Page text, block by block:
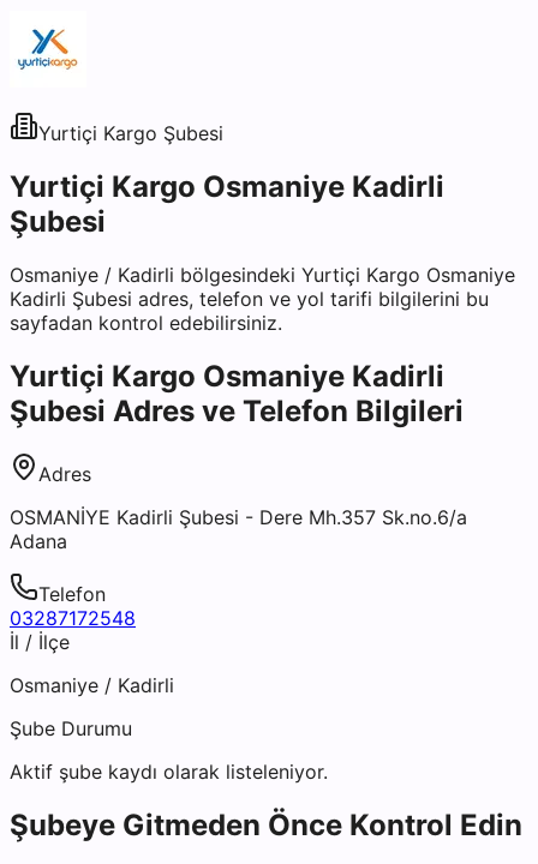
Yurtiçi Kargo Şubesi
Yurtiçi Kargo Osmaniye Kadirli
Şubesi
Osmaniye / Kadirli bölgesindeki Yurtiçi Kargo Osmaniye
Kadirli Şubesi adres, telefon ve yol tarifi bilgilerini bu
sayfadan kontrol edebilirsiniz.
Yurtiçi Kargo Osmaniye Kadirli
Şubesi Adres ve Telefon Bilgileri
Adres
OSMANİYE Kadirli Şubesi - Dere Mh.357 Sk.no.6/a
Adana
Telefon
03287172548
İl / İlçe
Osmaniye / Kadirli
Şube Durumu
Aktif şube kaydı olarak listeleniyor.
Şubeye Gitmeden Önce Kontrol Edin